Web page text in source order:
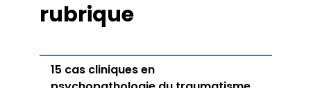
rubrique
15 cas cliniques en